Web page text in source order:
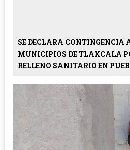
SE DECLARA CONTINGENCIA
MUNICIPIOS DE TLAXCALA
RELLENO SANITARIO EN